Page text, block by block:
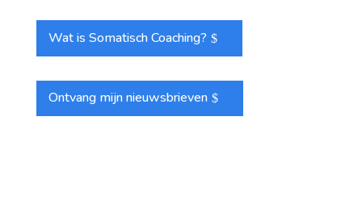
Wat is Somatisch Coaching?
Ontvang mijn nieuwsbrieven